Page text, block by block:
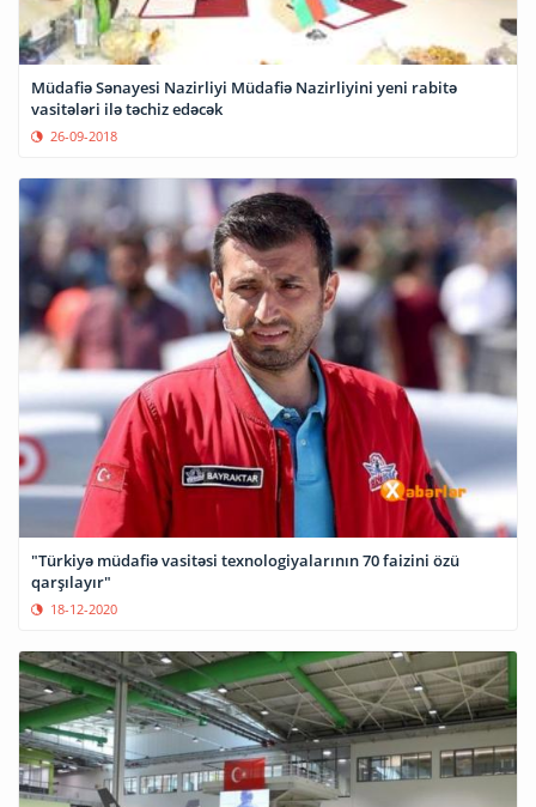
Müdafiə Sənayesi Nazirliyi Müdafiə Nazirliyini yeni rabitə
vasitələri ilə təchiz edəcək
26-09-2018
"Türkiyə müdafiə vasitəsi texnologiyalarının 70 faizini özü
qarşılayır"
18-12-2020